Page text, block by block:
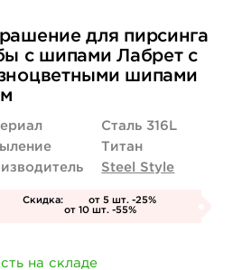
104 руб.
нет на складе
для пирсинга
с шипами Лабрет с
шипами
Сталь 316L
Титан
Steel Style
Скидка:
от 5 шт. -25%
от 10 шт. -55%
на складе